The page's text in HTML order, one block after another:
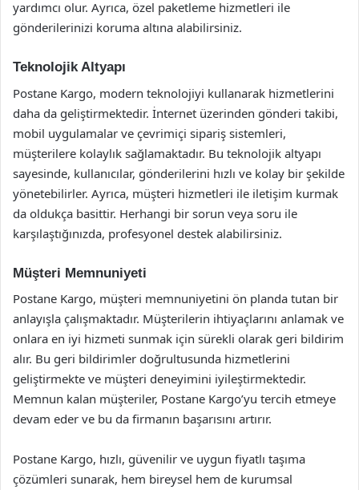
yardımcı olur. Ayrıca, özel paketleme hizmetleri ile
gönderilerinizi koruma altına alabilirsiniz.
Teknolojik Altyapı
Postane Kargo, modern teknolojiyi kullanarak hizmetlerini
daha da geliştirmektedir. İnternet üzerinden gönderi takibi,
mobil uygulamalar ve çevrimiçi sipariş sistemleri,
müşterilere kolaylık sağlamaktadır. Bu teknolojik altyapı
sayesinde, kullanıcılar, gönderilerini hızlı ve kolay bir şekilde
yönetebilirler. Ayrıca, müşteri hizmetleri ile iletişim kurmak
da oldukça basittir. Herhangi bir sorun veya soru ile
karşılaştığınızda, profesyonel destek alabilirsiniz.
Müşteri Memnuniyeti
Postane Kargo, müşteri memnuniyetini ön planda tutan bir
anlayışla çalışmaktadır. Müşterilerin ihtiyaçlarını anlamak ve
onlara en iyi hizmeti sunmak için sürekli olarak geri bildirim
alır. Bu geri bildirimler doğrultusunda hizmetlerini
geliştirmekte ve müşteri deneyimini iyileştirmektedir.
Memnun kalan müşteriler, Postane Kargo’yu tercih etmeye
devam eder ve bu da firmanın başarısını artırır.
Postane Kargo, hızlı, güvenilir ve uygun fiyatlı taşıma
çözümleri sunarak, hem bireysel hem de kurumsal